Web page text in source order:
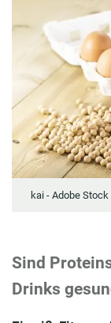
kai - Adobe Stock
Sind
Drinks